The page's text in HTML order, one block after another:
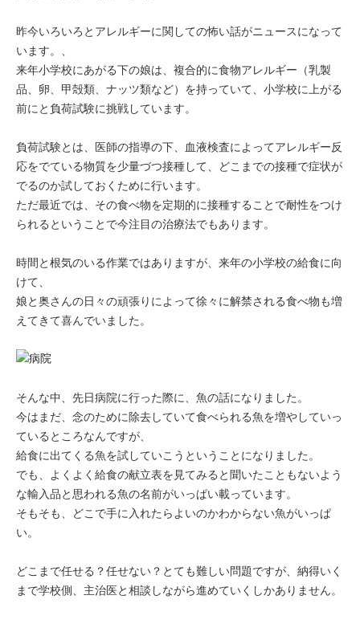
昨今いろいろとアレルギーに関しての怖い話がニュースになって
います。、
来年小学校にあがる下の娘は、複合的に食物アレルギー（乳製
品、卵、甲殻類、ナッツ類など）を持っていて、小学校に上がる
前にと負荷試験に挑戦しています。
負荷試験とは、医師の指導の下、血液検査によってアレルギー反
応をでている物質を少量づつ接種して、どこまでの接種で症状が
でるのか試しておくために行います。
ただ最近では、その食べ物を定期的に接種することで耐性をつけ
られるということで今注目の治療法でもあります。
時間と根気のいる作業ではありますが、来年の小学校の給食に向
けて、
娘と奥さんの日々の頑張りによって徐々に解禁される食べ物も増
えてきて喜んでいました。
そんな中、先日病院に行った際に、魚の話になりました。
今はまだ、念のために除去していて食べられる魚を増やしていっ
ているところなんですが、
給食に出てくる魚を試していこうということになりました。
でも、よくよく給食の献立表を見てみると聞いたこともないよう
な輸入品と思われる魚の名前がいっぱい載っています。
そもそも、どこで手に入れたらよいのかわからない魚がいっぱ
い。
どこまで任せる？任せない？とても難しい問題ですが、納得いく
まで学校側、主治医と相談しながら進めていくしかありません。